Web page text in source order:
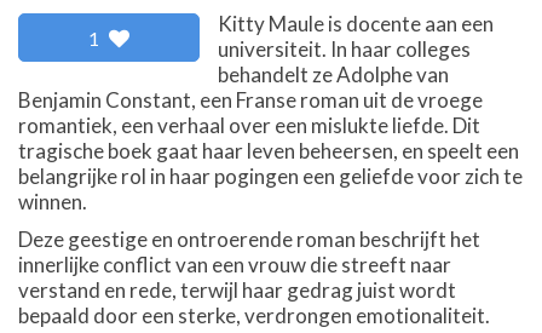
1
Kitty Maule is docente aan een
universiteit. In haar colleges
behandelt ze Adolphe van
Benjamin Constant, een Franse roman uit de vroege
romantiek, een verhaal over een mislukte liefde. Dit
tragische boek gaat haar leven beheersen, en speelt een
belangrijke rol in haar pogingen een geliefde voor zich te
winnen.
Deze geestige en ontroerende roman beschrijft het
innerlijke conflict van een vrouw die streeft naar
verstand en rede, terwijl haar gedrag juist wordt
bepaald door een sterke, verdrongen emotionaliteit.